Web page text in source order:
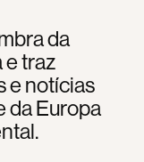
da
e traz
e notícias
da Europa